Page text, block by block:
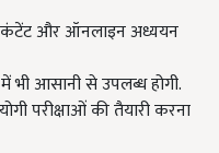
कंटेंट और ऑनलाइन अध्ययन
भी आसानी से उपलब्ध होगी.
परीक्षाओं की तैयारी करना